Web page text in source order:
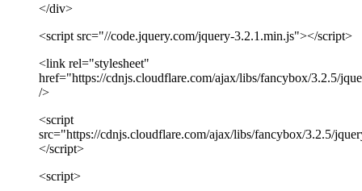
</div>
<script src="//code.jquery.com/jquery-3.2.1.min.js"></script>
<link rel="stylesheet"
href="https://cdnjs.cloudflare.com/ajax/libs/fancybox/3.2.5/
/>
<script
src="https://cdnjs.cloudflare.com/ajax/libs/fancybox/3.2.5/
</script>
<script>